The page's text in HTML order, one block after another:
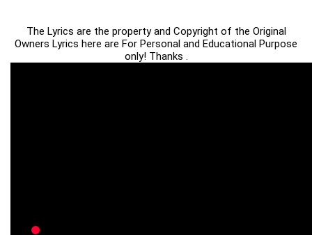
The Lyrics are the property and Copyright of the Original
Owners Lyrics here are For Personal and Educational Purpose
only! Thanks .